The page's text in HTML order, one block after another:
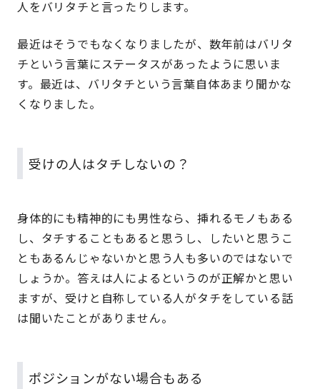
人をバリタチと言ったりします。
最近はそうでもなくなりましたが、数年前はバリタ
チという言葉にステータスがあったように思いま
す。最近は、バリタチという言葉自体あまり聞かな
くなりました。
受けの人はタチしないの？
身体的にも精神的にも男性なら、挿れるモノもある
し、タチすることもあると思うし、したいと思うこ
ともあるんじゃないかと思う人も多いのではないで
しょうか。答えは人によるというのが正解かと思い
ますが、受けと自称している人がタチをしている話
は聞いたことがありません。
ポジションがない場合もある